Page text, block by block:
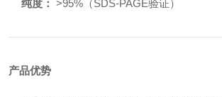
纯度： >95%（SDS-PAGE验证）
产品优势